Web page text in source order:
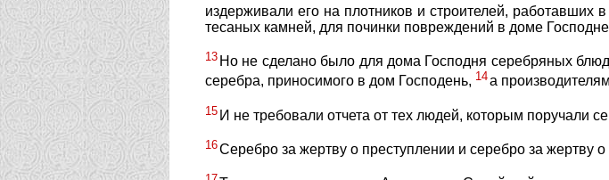
издерживали его на плотников и строителей, работавших
тесаных камней, для починки повреждений в доме
13 Но не сделано было для дома Господня серебряных
серебра, приносимого в дом Господень, 14а
15 И не требовали отчета от тех людей, которым поручали
16Серебро за жертву о преступлении и серебро за жертву